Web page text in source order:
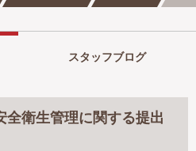
スタッフブログ
全衛生管理に関する提出